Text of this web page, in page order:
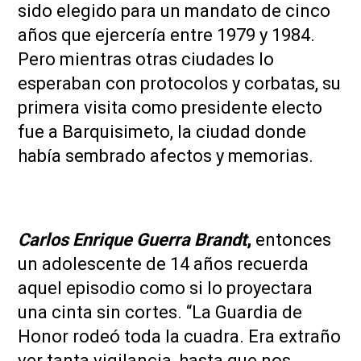
sido elegido para un mandato de cinco
años que ejercería entre 1979 y 1984.
Pero mientras otras ciudades lo
esperaban con protocolos y corbatas, su
primera visita como presidente electo
fue a Barquisimeto, la ciudad donde
había sembrado afectos y memorias.
Carlos Enrique Guerra Brandt, entonces
un adolescente de 14 años recuerda
aquel episodio como si lo proyectara
una cinta sin cortes. “La Guardia de
Honor rodeó toda la cuadra. Era extraño